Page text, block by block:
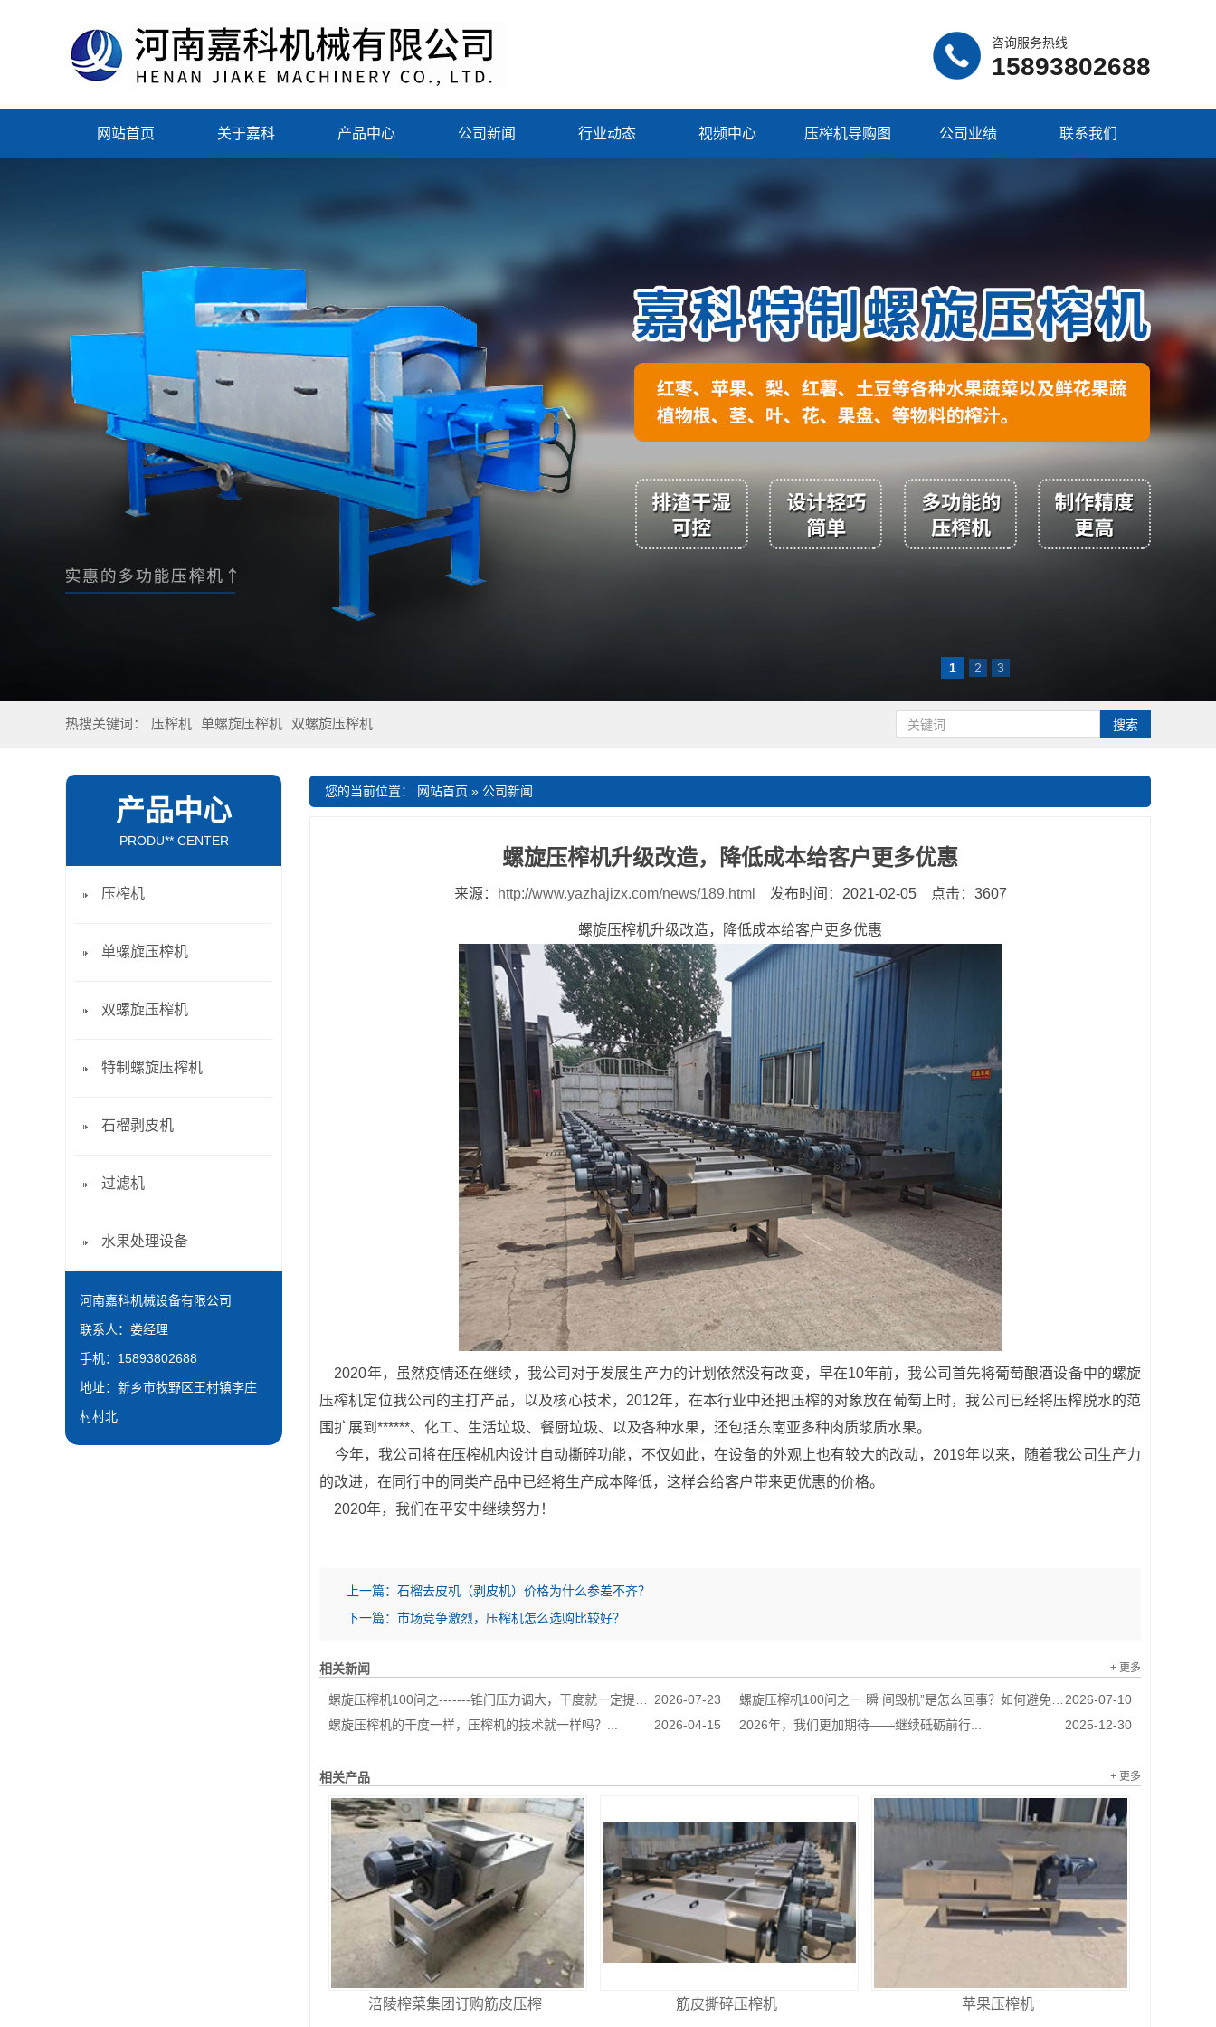
咨询服务热线
15893802688
网站首页 关于嘉科 产品中心 公司新闻 行业动态 视频中心 压榨机导购图 公司业绩 联系我们
1 2 3
热搜关键词： 压榨机 单螺旋压榨机 双螺旋压榨机
您的当前位置： 网站首页 » 公司新闻
螺旋压榨机升级改造，降低成本给客户更多优惠
来源： http://www.yazhajizx.com/news/189.html 发布时间：2021-02-05 点击：3607
螺旋压榨机升级改造，降低成本给客户更多优惠
2020年，虽然疫情还在继续，我公司对于发展生产力的计划依然没有改变，早在10年前，我公司首先将葡萄酿酒设备中的螺旋
压榨机定位我公司的主打产品，以及核心技术，2012年，在本行业中还把压榨的对象放在葡萄上时，我公司已经将压榨脱水的范
围扩展到******、化工、生活垃圾、餐厨垃圾、以及各种水果，还包括东南亚多种肉质浆质水果。
今年，我公司将在压榨机内设计自动撕碎功能，不仅如此，在设备的外观上也有较大的改动，2019年以来，随着我公司生产力
的改进，在同行中的同类产品中已经将生产成本降低，这样会给客户带来更优惠的价格。
2020年，我们在平安中继续努力！
上一篇： 石榴去皮机（剥皮机）价格为什么参差不齐？
下一篇： 市场竞争激烈，压榨机怎么选购比较好？
相关新闻 + 更多
2026-07-23
螺旋压榨机100问之-------锥门压力调大，干度就一定提升吗？... 2026-07-10
螺旋压榨机100问之一 瞬 间毁机”是怎么回事？如何避免？...
2026-04-15
螺旋压榨机的干度一样，压榨机的技术就一样吗？... 2025-12-30
2026年，我们更加期待——继续砥砺前行...
相关产品 + 更多
涪陵榨菜集团订购筋皮压榨 筋皮撕碎压榨机 苹果压榨机
产品中心
PRODU** CENTER
压榨机
单螺旋压榨机
双螺旋压榨机
特制螺旋压榨机
石榴剥皮机
过滤机
水果处理设备
河南嘉科机械设备有限公司
联系人：娄经理
手机：15893802688
地址：新乡市牧野区王村镇李庄
村村北